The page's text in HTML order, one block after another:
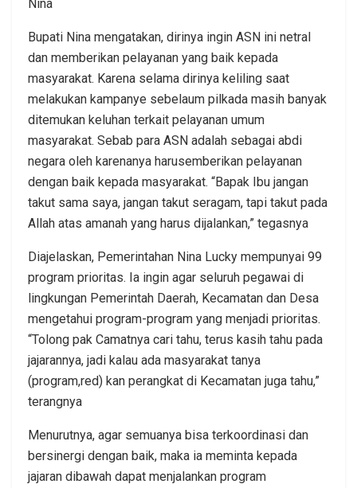
Nina
Bupati Nina mengatakan, dirinya ingin ASN ini netral
dan memberikan pelayanan yang baik kepada
masyarakat. Karena selama dirinya keliling saat
melakukan kampanye sebelaum pilkada masih banyak
ditemukan keluhan terkait pelayanan umum
masyarakat. Sebab para ASN adalah sebagai abdi
negara oleh karenanya harusemberikan pelayanan
dengan baik kepada masyarakat. “Bapak Ibu jangan
takut sama saya, jangan takut seragam, tapi takut pada
Allah atas amanah yang harus dijalankan,” tegasnya
Diajelaskan, Pemerintahan Nina Lucky mempunyai 99
program prioritas. Ia ingin agar seluruh pegawai di
lingkungan Pemerintah Daerah, Kecamatan dan Desa
mengetahui program-program yang menjadi prioritas.
“Tolong pak Camatnya cari tahu, terus kasih tahu pada
jajarannya, jadi kalau ada masyarakat tanya
(program,red) kan perangkat di Kecamatan juga tahu,”
terangnya
Menurutnya, agar semuanya bisa terkoordinasi dan
bersinergi dengan baik, maka ia meminta kepada
jajaran dibawah dapat menjalankan program